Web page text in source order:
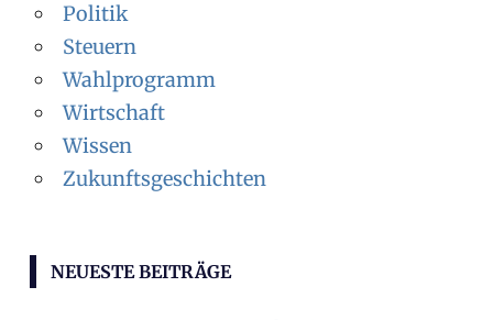
Politik
Steuern
Wahlprogramm
Wirtschaft
Wissen
Zukunftsgeschichten
NEUESTE BEITRÄGE